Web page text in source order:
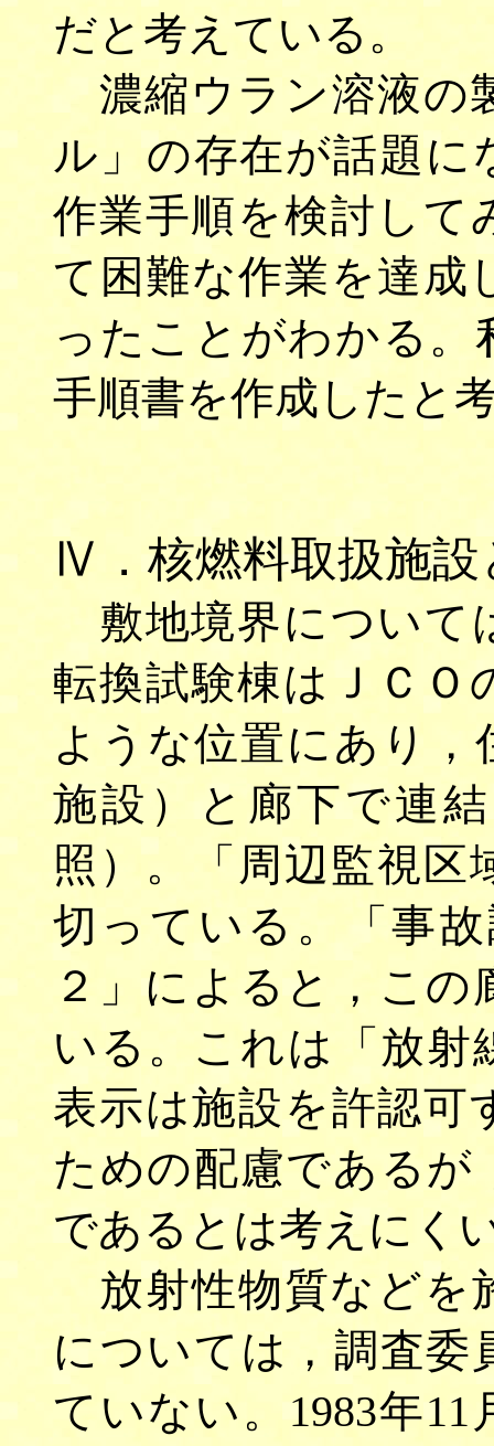
だと考えている。
濃縮ウラン溶液の
ル」の存在が話題に
作業手順を検討して
て困難な作業を達成
ったことがわかる。
手順書を作成したと
Ⅳ．核燃料取扱施
敷地境界について
転換試験棟はＪＣＯ
ような位置にあり，
施設）と廊下で連
照）。「周辺監視区
切っている。「事
２」によると，こ
いる。これは「放射
表示は施設を許認可
ための配慮であるが
であるとは考えにく
放射性物質などを
については，調査委
ていない。1983年